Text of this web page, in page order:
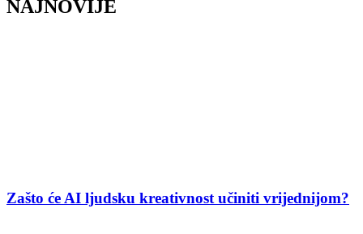
NAJNOVIJE
Zašto će AI ljudsku kreativnost učiniti vrijednijom?